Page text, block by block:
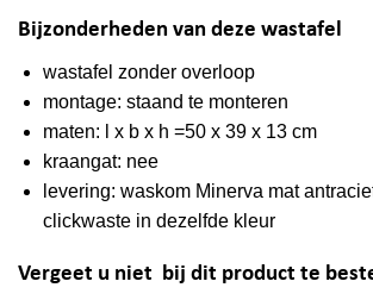
Bijzonderheden van deze wastafel
wastafel zonder overloop
montage: staand te monteren
maten: l x b x h =50 x 39 x 13 cm
kraangat: nee
levering: waskom Minerva mat
clickwaste in dezelfde kleur
Vergeet u niet bij dit product te